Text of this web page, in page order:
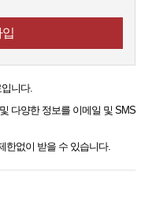
니다.
다양한 정보를 이메일 및 SMS
한없이 받을 수 있습니다.